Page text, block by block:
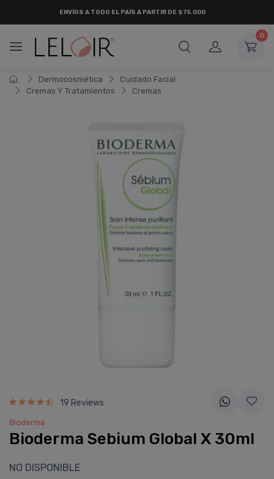
0
Dermocosmética
Cuidado Facial
Cremas Y Tratamientos
Cremas
19 Reviews
Bioderma
Bioderma Sebium Global X 30ml
NO DISPONIBLE